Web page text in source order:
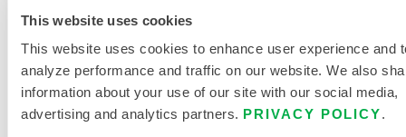
This website uses cookies
This website uses cookies to enhance user experience and
analyze performance and traffic on our website. We also
information about your use of our site with our social media,
advertising and analytics partners. PRIVACY POLICY.
TABLEAU DES TAILLES DES
VÊTEMENTS DE PROTECTION
CONTRE LA CHALEUR